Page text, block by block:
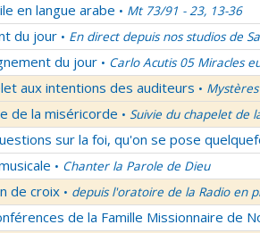
en langue arabe • Mt 73/91 - 23, 13-36
du jour • En direct depuis nos studios de
du jour • Carlo Acutis 05 Miracles
aux intentions des auditeurs •
de la miséricorde • Suivie du chapelet de
sur la foi, qu'on se pose
• Chanter la Parole de Dieu
de croix • depuis l'oratoire de la Radio en
de la Famille Missionnaire de